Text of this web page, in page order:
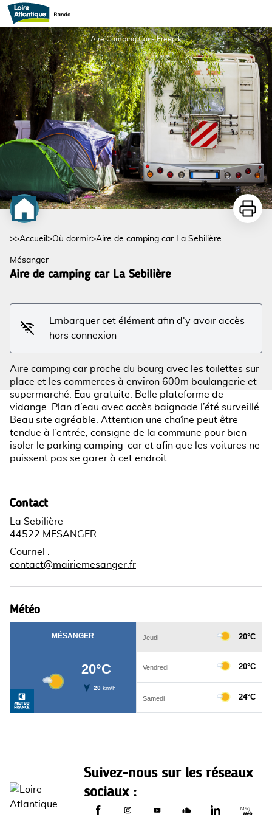
Aire de camping car La Sebilière
Aire Camping Car - Freepik
Voir l'image en plein écran
>>Accueil >Où dormir>Aire de camping car La Sebilière
Mésanger
Aire de camping car La Sebilière
Embarquer cet élément afin d'y avoir accès
hors connexion
Aire camping car proche du bourg avec les toilettes sur
place et les commerces à environ 600m boulangerie et
supermarché. Eau gratuite. Belle plateforme de
vidange. Plan d’eau avec accès baignade l’été surveillé.
Beau site agréable. Attention une chaîne peut être
tendue à l’entrée, consigne de la commune pour bien
isoler le parking camping-car et afin que les voitures ne
puissent pas se garer à cet endroit.
Contact
La Sebilière
44522 MESANGER
Courriel
:
contact@mairiemesanger.fr
Météo
Suivez-nous sur les réseaux
sociaux :